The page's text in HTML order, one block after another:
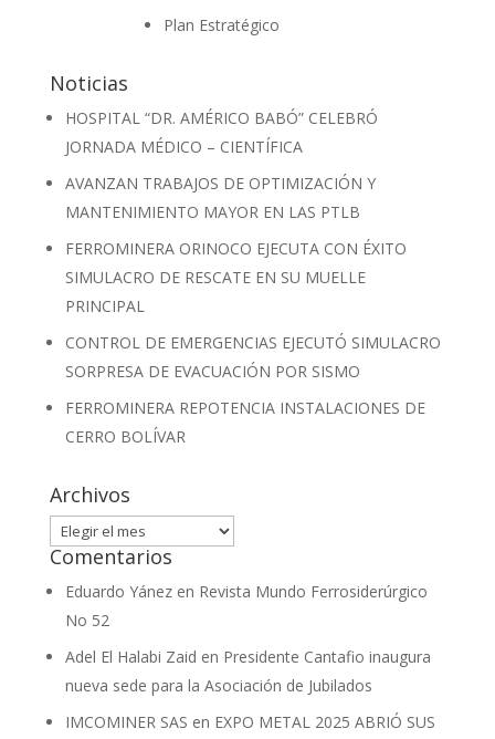
Plan Estratégico
Noticias
HOSPITAL “DR. AMÉRICO BABÓ” CELEBRÓ
JORNADA MÉDICO – CIENTÍFICA
AVANZAN TRABAJOS DE OPTIMIZACIÓN Y
MANTENIMIENTO MAYOR EN LAS PTLB
FERROMINERA ORINOCO EJECUTA CON ÉXITO
SIMULACRO DE RESCATE EN SU MUELLE
PRINCIPAL
CONTROL DE EMERGENCIAS EJECUTÓ SIMULACRO
SORPRESA DE EVACUACIÓN POR SISMO
FERROMINERA REPOTENCIA INSTALACIONES DE
CERRO BOLÍVAR
Archivos
Archivos
Comentarios
Eduardo Yánezen Revista Mundo Ferrosiderúrgico
No 52
Adel El Halabi Zaid en Presidente Cantafio inaugura
nueva sede para la Asociación de Jubilados
IMCOMINER SAS en EXPO METAL 2025 ABRIÓ SUS